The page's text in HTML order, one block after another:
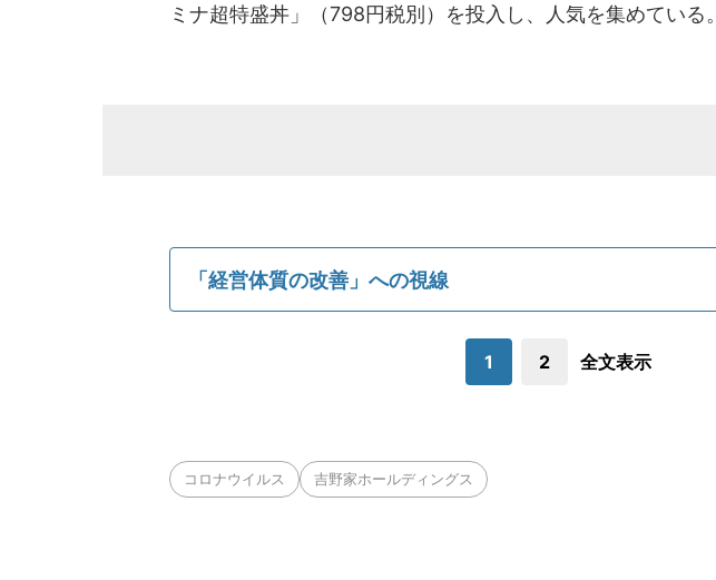
ミナ超特盛丼」（798円税別）を投入し、人気を集めている。
「経営体質の改善」への視線
1 2 全文表示
コロナウイルス 吉野家ホールディングス